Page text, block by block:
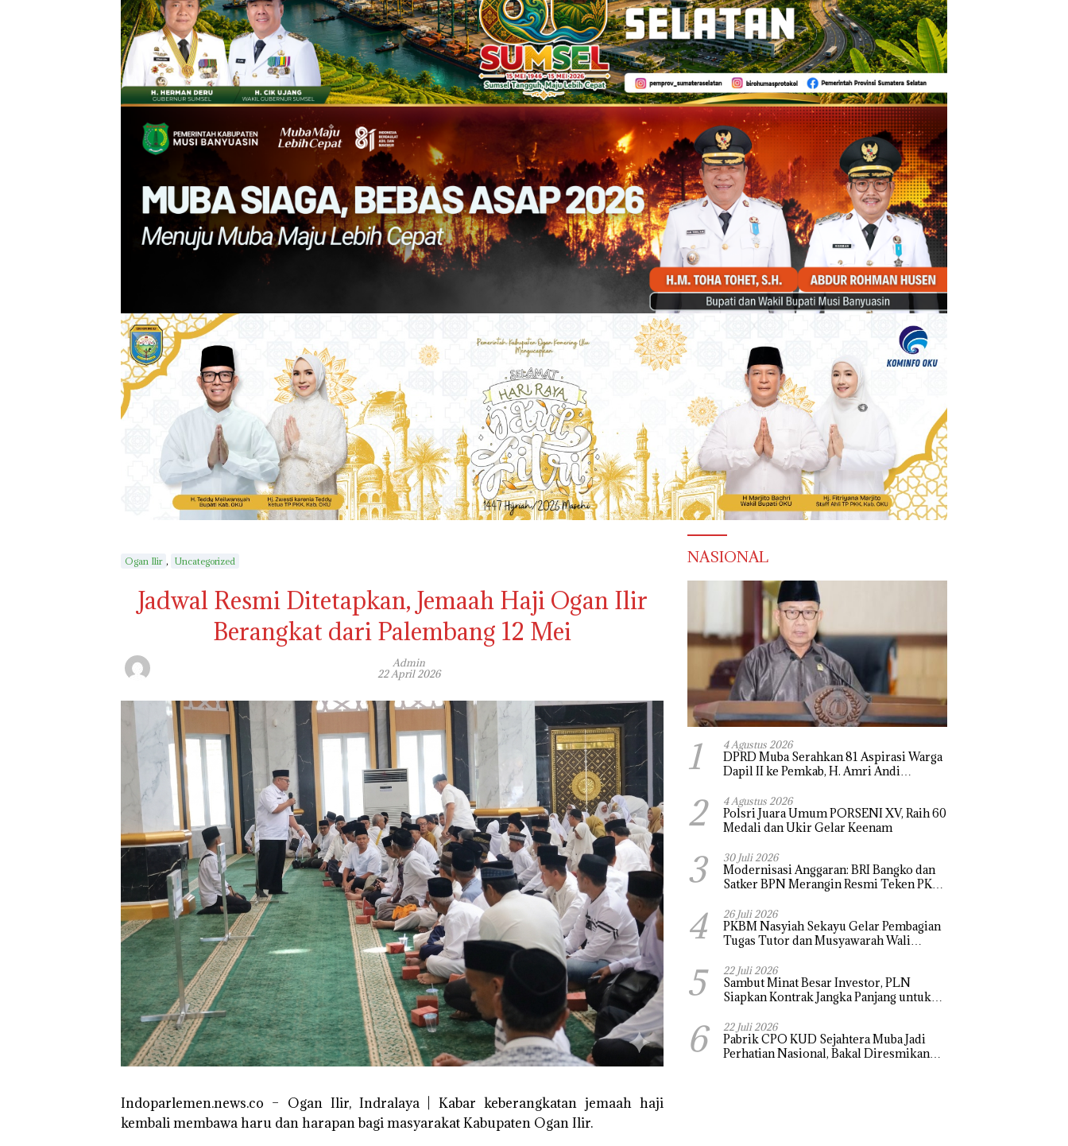
Ogan Ilir , Uncategorized
Jadwal Resmi Ditetapkan, Jemaah Haji Ogan Ilir
Berangkat dari Palembang 12 Mei
Admin
22 April 2026
Indoparlemen.news.co – Ogan Ilir, Indralaya | Kabar keberangkatan jemaah haji
kembali membawa haru dan harapan bagi masyarakat Kabupaten Ogan Ilir.
NASIONAL
1 4 Agustus 2026
DPRD Muba Serahkan 81 Aspirasi Warga
Dapil II ke Pemkab, H. Amri Andi
2 4 Agustus 2026
Polsri Juara Umum PORSENI XV, Raih 60
Medali dan Ukir Gelar Keenam
3 30 Juli 2026
Modernisasi Anggaran: BRI Bangko dan
Satker BPN Merangin Resmi Teken PKS
4 26 Juli 2026
PKBM Nasyiah Sekayu Gelar Pembagian
Tugas Tutor dan Musyawarah Wali
5 22 Juli 2026
Sambut Minat Besar Investor, PLN
Siapkan Kontrak Jangka Panjang untuk
6 22 Juli 2026
Pabrik CPO KUD Sejahtera Muba Jadi
Perhatian Nasional, Bakal Diresmikan